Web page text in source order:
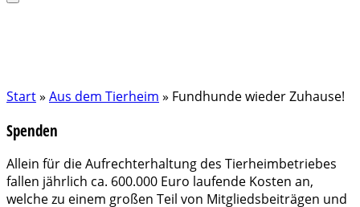
Start» Aus dem Tierheim » Fundhunde wieder Zuhause!
Spenden
Allein für die Aufrechterhaltung des Tierheimbetriebes
fallen jährlich ca. 600.000 Euro laufende Kosten an,
welche zu einem großen Teil von Mitgliedsbeiträgen und